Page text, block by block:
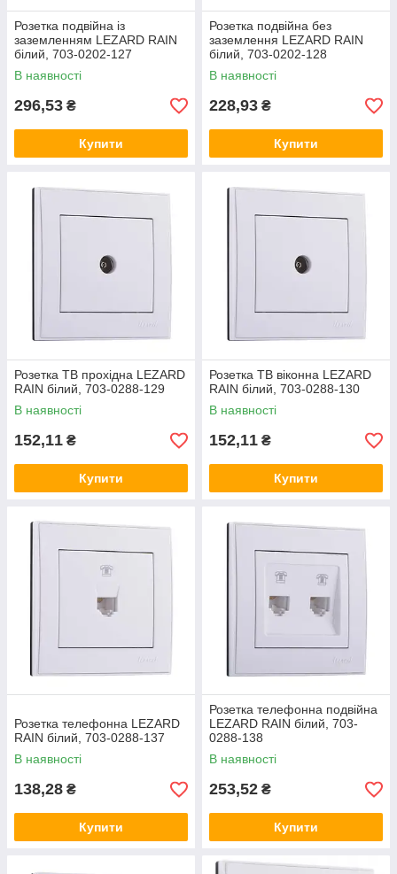
Розетка подвійна із
заземленням LEZARD RAIN
білий, 703-0202-127
В наявності
296,53 ₴
Купити
Розетка подвійна без
заземлення LEZARD RAIN
білий, 703-0202-128
В наявності
228,93 ₴
Купити
Розетка ТВ прохідна LEZARD
RAIN білий, 703-0288-129
В наявності
152,11 ₴
Купити
Розетка ТВ віконна LEZARD
RAIN білий, 703-0288-130
В наявності
152,11 ₴
Купити
Розетка телефонна LEZARD
RAIN білий, 703-0288-137
В наявності
138,28 ₴
Купити
Розетка телефонна подвійна
LEZARD RAIN білий, 703-
0288-138
В наявності
253,52 ₴
Купити